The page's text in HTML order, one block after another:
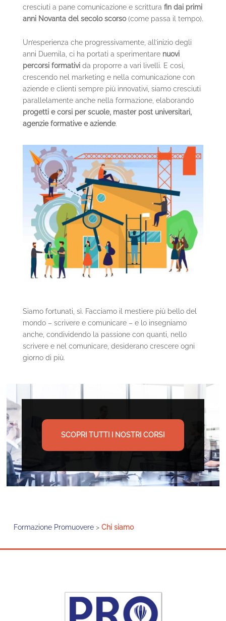
cresciuti a pane comunicazione e scrittura fin dai primi
anni Novanta del secolo scorso(come passa il tempo).
Un’esperienza che progressivamente, all’inizio degli
anni Duemila, ci ha portati a sperimentare nuovi
percorsi formativida proporre a vari livelli. E così,
crescendo nel marketing e nella comunicazione con
aziende e clienti sempre più innovativi, siamo cresciuti
parallelamente anche nella formazione, elaborando
progetti e corsi per scuole, master post universitari,
agenzie formative e aziende.
Siamo fortunati, sì. Facciamo il mestiere più bello del
mondo – scrivere e comunicare – e lo insegniamo
anche, condividendo la passione con quanti, nello
scrivere e nel comunicare, desiderano crescere ogni
giorno di più.
SCOPRI TUTTI I NOSTRI CORSI
Formazione Promuovere> Chi siamo